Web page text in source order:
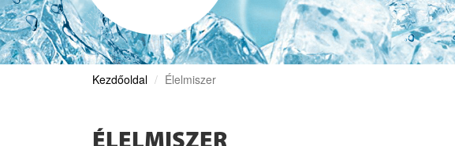
Kezdőoldal Élelmiszer